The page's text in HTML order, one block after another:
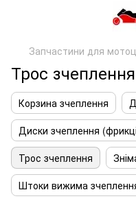
Запчастини для
Трос зчеплення
Корзина зчеплення
Диски зчеплення
Трос зчеплення
Штоки вижима